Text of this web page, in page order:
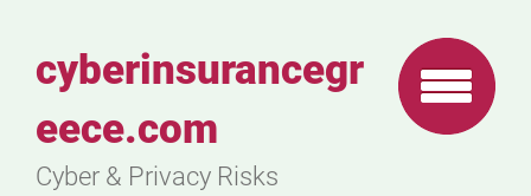
cyberinsurancegr
eece.com
Cyber & Privacy Risks